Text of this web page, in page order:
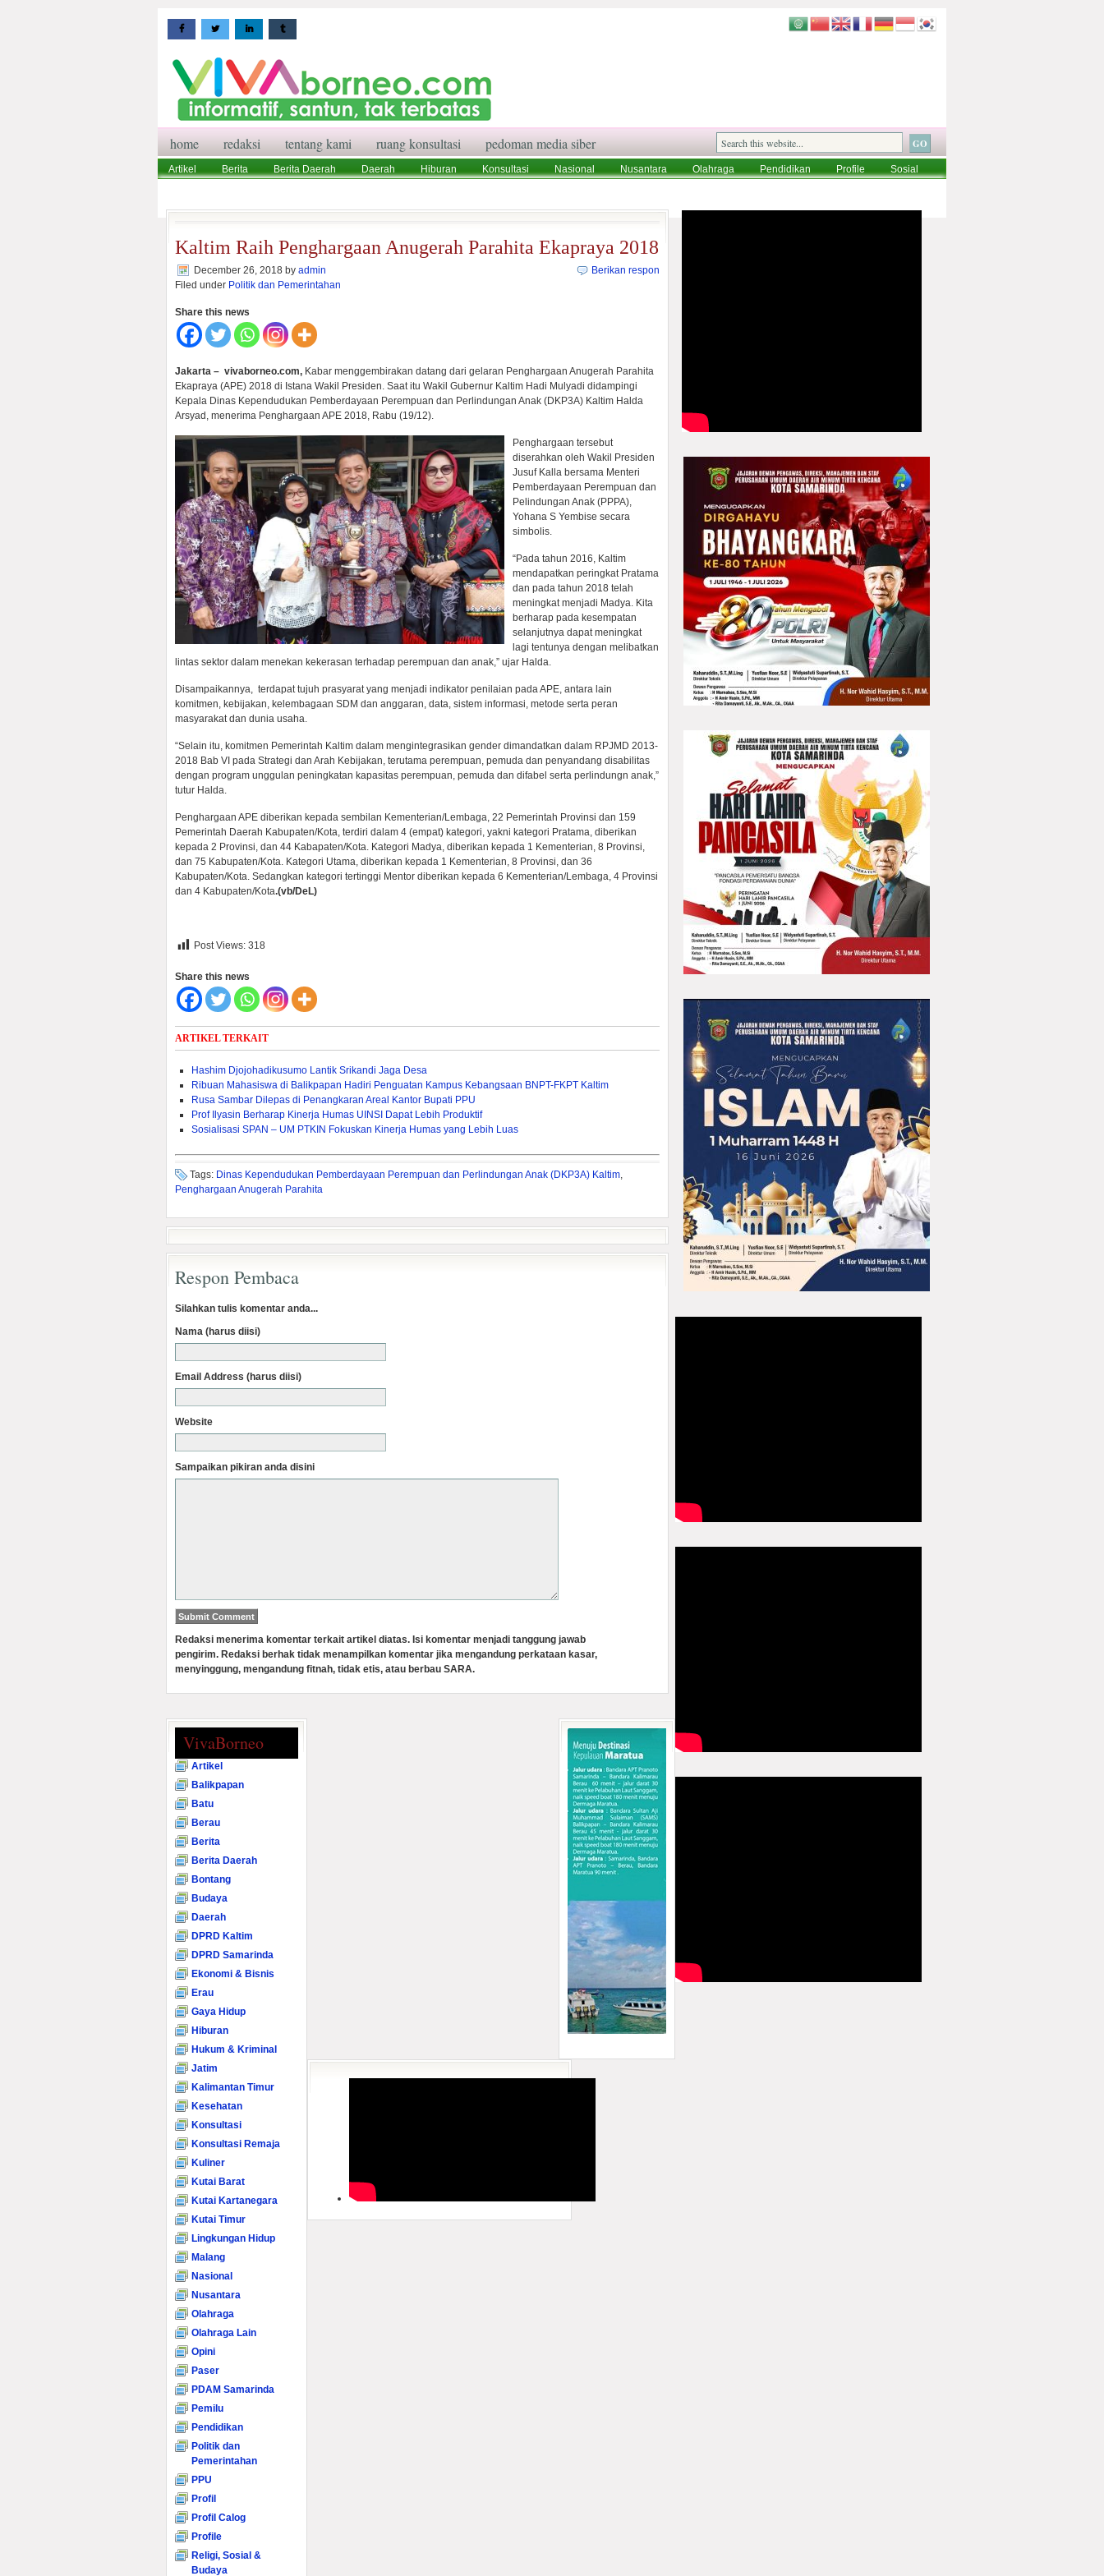
home redaksi tentang kami ruang konsultasi pedoman media siber
Artikel Berita Berita Daerah Daerah Hiburan Konsultasi Nasional Nusantara Olahraga Pendidikan Profile
Sosial
Kaltim Raih Penghargaan Anugerah Parahita Ekapraya 2018
December 26, 2018 by admin
Filed under Politik dan Pemerintahan
Berikan respon
Share this news
Jakarta – vivaborneo.com, Kabar menggembirakan datang dari gelaran Penghargaan Anugerah Parahita
Ekapraya (APE) 2018 di Istana Wakil Presiden. Saat itu Wakil Gubernur Kaltim Hadi Mulyadi didampingi
Kepala Dinas Kependudukan Pemberdayaan Perempuan dan Perlindungan Anak (DKP3A) Kaltim Halda
Arsyad, menerima Penghargaan APE 2018, Rabu (19/12).
Penghargaan tersebut
diserahkan oleh Wakil Presiden
Jusuf Kalla bersama Menteri
Pemberdayaan Perempuan dan
Pelindungan Anak (PPPA),
Yohana S Yembise secara
simbolis.
“Pada tahun 2016, Kaltim
mendapatkan peringkat Pratama
dan pada tahun 2018 telah
meningkat menjadi Madya. Kita
berharap pada kesempatan
selanjutnya dapat meningkat
lagi tentunya dengan melibatkan
lintas sektor dalam menekan kekerasan terhadap perempuan dan anak,” ujar Halda.
Disampaikannya, terdapat tujuh prasyarat yang menjadi indikator penilaian pada APE, antara lain
komitmen, kebijakan, kelembagaan SDM dan anggaran, data, sistem informasi, metode serta peran
masyarakat dan dunia usaha.
“Selain itu, komitmen Pemerintah Kaltim dalam mengintegrasikan gender dimandatkan dalam RPJMD 2013-
2018 Bab VI pada Strategi dan Arah Kebijakan, terutama perempuan, pemuda dan penyandang disabilitas
dengan program unggulan peningkatan kapasitas perempuan, pemuda dan difabel serta perlindungn anak,”
tutur Halda.
Penghargaan APE diberikan kepada sembilan Kementerian/Lembaga, 22 Pemerintah Provinsi dan 159
Pemerintah Daerah Kabupaten/Kota, terdiri dalam 4 (empat) kategori, yakni kategori Pratama, diberikan
kepada 2 Provinsi, dan 44 Kabapaten/Kota. Kategori Madya, diberikan kepada 1 Kementerian, 8 Provinsi,
dan 75 Kabupaten/Kota. Kategori Utama, diberikan kepada 1 Kementerian, 8 Provinsi, dan 36
Kabupaten/Kota. Sedangkan kategori tertinggi Mentor diberikan kepada 6 Kementerian/Lembaga, 4 Provinsi
dan 4 Kabupaten/Kota.(vb/DeL)
Post Views: 318
Share this news
ARTIKEL TERKAIT
Hashim Djojohadikusumo Lantik Srikandi Jaga Desa
Ribuan Mahasiswa di Balikpapan Hadiri Penguatan Kampus Kebangsaan BNPT-FKPT Kaltim
Rusa Sambar Dilepas di Penangkaran Areal Kantor Bupati PPU
Prof Ilyasin Berharap Kinerja Humas UINSI Dapat Lebih Produktif
Sosialisasi SPAN – UM PTKIN Fokuskan Kinerja Humas yang Lebih Luas
Tags: Dinas Kependudukan Pemberdayaan Perempuan dan Perlindungan Anak (DKP3A) Kaltim,
Penghargaan Anugerah Parahita
Respon Pembaca
Silahkan tulis komentar anda...
Nama (harus diisi)
Email Address (harus diisi)
Website
Sampaikan pikiran anda disini
Redaksi menerima komentar terkait artikel diatas. Isi komentar menjadi tanggung jawab
pengirim. Redaksi berhak tidak menampilkan komentar jika mengandung perkataan kasar,
menyinggung, mengandung fitnah, tidak etis, atau berbau SARA.
VivaBorneo
Artikel
Balikpapan
Batu
Berau
Berita
Berita Daerah
Bontang
Budaya
Daerah
DPRD Kaltim
DPRD Samarinda
Ekonomi & Bisnis
Erau
Gaya Hidup
Hiburan
Hukum & Kriminal
Jatim
Kalimantan Timur
Kesehatan
Konsultasi
Konsultasi Remaja
Kuliner
Kutai Barat
Kutai Kartanegara
Kutai Timur
Lingkungan Hidup
Malang
Nasional
Nusantara
Olahraga
Olahraga Lain
Opini
Paser
PDAM Samarinda
Pemilu
Pendidikan
Politik dan
Pemerintahan
PPU
Profil
Profil Calog
Profile
Religi, Sosial &
Budaya